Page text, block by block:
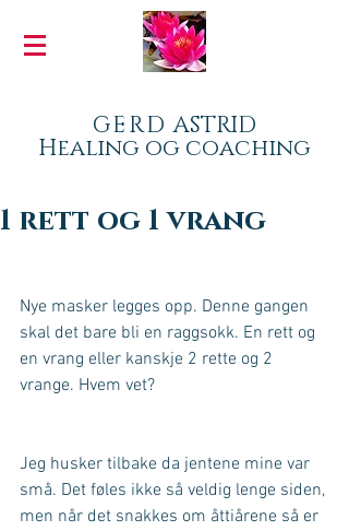
GERD ASTRID
Healing og coaching
1 rett og 1 vrang
Nye masker legges opp. Denne gangen
skal det bare bli en raggsokk. En rett og
en vrang eller kanskje 2 rette og 2
vrange. Hvem vet?
Jeg husker tilbake da jentene mine var
små. Det føles ikke så veldig lenge siden,
men når det snakkes om åttiårene så er